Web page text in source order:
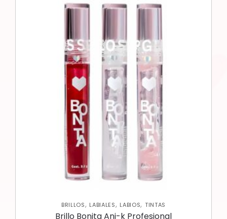
BRILLOS, LABIALES, LABIOS, TINTAS
Brillo Bonita Ani-k Profesional